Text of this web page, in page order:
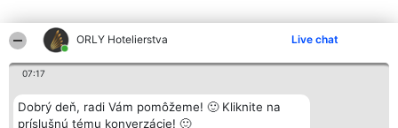
ORLY Hotelierstva Live chat
07:17
Dobrý deň, radi Vám pomôžeme! 🙂 Kliknite na
príslušnú tému konverzácie! 🙂
Organizátor hodnotenia
Bright Side Solutions sp. z o.
Hodnotenie
Laureáti
Kontakt
Kontakt